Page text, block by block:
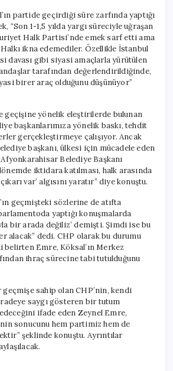
partide geçirdiği süre zarfında yaptığı
“Son 1-1,5 yılda yargı süreciyle uğraşan
Halk Partisi’nde emek sarf etti ama
Halkı ikna edemediler. Özellikle İstanbul
davası gibi siyasi amaçlarla yürütülen
tarafından değerlendirildiğinde,
birer araç olduğunu düşünüyor”
geçişine yönelik eleştirilerde bulunan
başkanlarımıza yönelik baskı, tehdit
gerçekleştirmeye çalışıyor. Ancak
başkanı, ülkesi için mücadele eden
Belediye Başkanı
iktidara katılması, halk arasında
var’ algısını yaratır” diye konuştu.
geçmişteki sözlerine de atıfta
yaptığı konuşmalarda
bir arada değiliz’ demişti. Şimdi ise bu
alacak” dedi. CHP olarak bu durumu
Emre, Köksal’ın Merkez
ihraç sürecine tabi tutulduğunu
sahip olan CHP’nin, kendi
saygı gösteren bir tutum
ifade eden Zeynel Emre,
sonucunu hem partimiz hem de
şeklinde konuştu. Ayrıntılar